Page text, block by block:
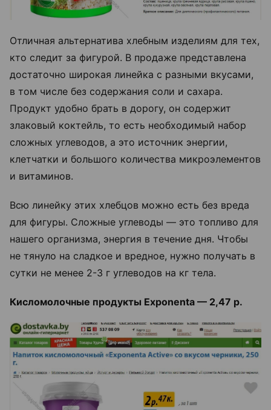
Отличная альтернатива хлебным изделиям для тех,
кто следит за фигурой. В продаже представлена
достаточно широкая линейка с разными вкусами,
в том числе без содержания соли и сахара.
Продукт удобно брать в дорогу, он содержит
злаковый коктейль, то есть необходимый набор
сложных углеводов, а это источник энергии,
клетчатки и большого количества микроэлементов
и витаминов.
Всю линейку этих хлебцов можно есть без вреда
для фигуры. Сложные углеводы — это топливо для
нашего организма, энергия в течение дня. Чтобы
не тянуло на сладкое и вредное, нужно получать в
сутки не менее 2-3 г углеводов на кг тела.
Кисломолочные продукты Exponenta — 2,47 р.